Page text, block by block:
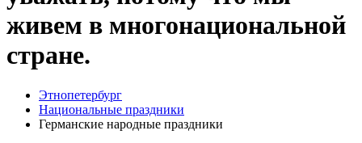
живем в многонациональной
стране.
Этнопетербург
Национальные праздники
Германские народные праздники